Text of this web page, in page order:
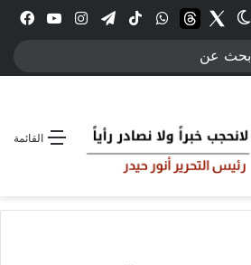
انستقرامتيلقرام‫TikTokواتسابthreadsTwitter
الوضع المظلم
بحث
القائمة